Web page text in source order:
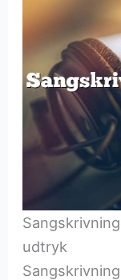
udtryk